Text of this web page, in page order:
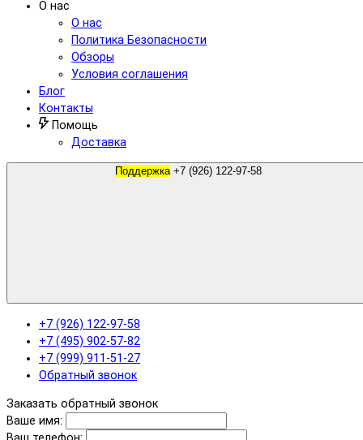
О нас
О нас
Политика Безопасности
Обзоры
Условия соглашения
Блог
Контакты
Помощь
Доставка
Поддержка +7 (926) 122-97-58
+7 (926) 122-97-58
+7 (495) 902-57-82
+7 (999) 911-51-27
Обратный звонок
Заказать обратный звонок
Ваше имя: